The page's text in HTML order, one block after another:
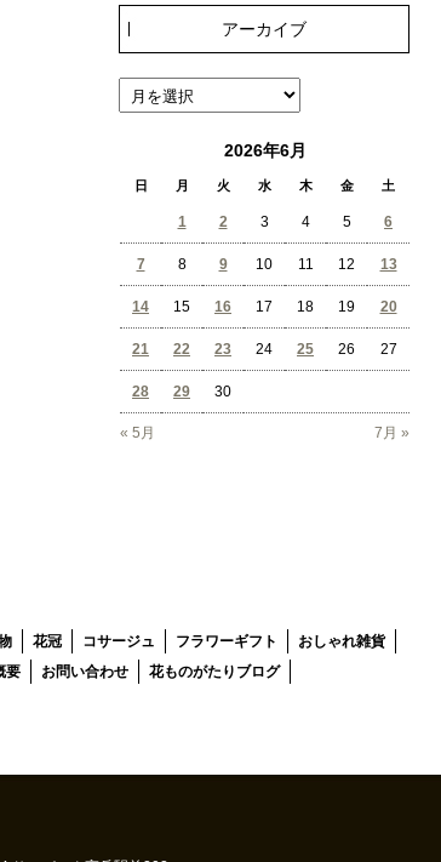
アーカイブ
2026年6月
日 月 火 水 木 金 土
« 5月 7月 »
1 2 3 4 5 6
7 8 9 10 11 12 13
14 15 16 17 18 19 20
21 22 23 24 25 26 27
28 29 30
花冠 コサージュ フラワーギフト
おしゃれ雑貨
要 お問い合わせ 花ものがたりブログ